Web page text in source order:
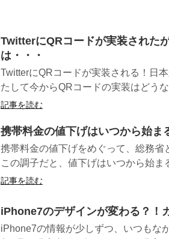
TwitterにQRコードが実装された
は・・・
TwitterにQRコードが実装される！日
たして今からQRコードの実装はどうな
記事を読む
携帯料金の値下げはいつから始ま
携帯料金の値下げをめぐって、総務省
この調子だと、値下げはいつから始ま
記事を読む
iPhone7のデザインが変わる？！
iPhone7の情報が少しずつ、いつもな